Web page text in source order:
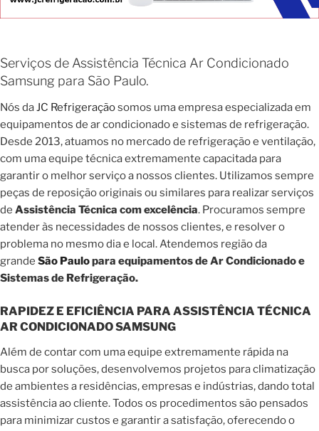
Serviços de Assistência Técnica Ar Condicionado
Samsung para São Paulo.
Nós daJC Refrigeraçãosomos uma empresa especializada em
equipamentos de ar condicionado e sistemas de refrigeração.
Desde 2013, atuamos no mercado de refrigeração e ventilação,
com uma equipe técnica extremamente capacitada para
garantir o melhor serviço a nossos clientes. Utilizamos sempre
peças de reposição originais ou similares para realizar serviços
de Assistência Técnica com excelência. Procuramos sempre
atender às necessidades de nossos clientes, e resolver o
problema no mesmo dia e local. Atendemos região da
grande São Paulopara equipamentos de Ar Condicionado e
Sistemas de Refrigeração.
RAPIDEZ E EFICIÊNCIA PARA ASSISTÊNCIA TÉCNICA
AR CONDICIONADO SAMSUNG
Além de contar com uma equipe extremamente rápida na
busca por soluções, desenvolvemos projetos para climatização
de ambientes a residências, empresas e indústrias, dando total
assistência ao cliente. Todos os procedimentos são pensados
para minimizar custos e garantir a satisfação, oferecendo o